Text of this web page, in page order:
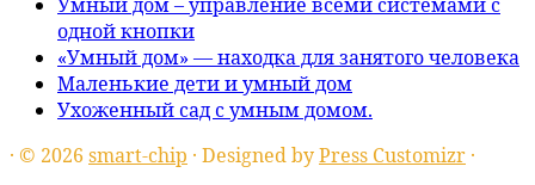
одной кнопки
«Умный дом» — находка для занятого человека
Маленькие дети и умный дом
Ухоженный сад с умным домом.
· © 2026 smart-chip · Designed byPress Customizr ·